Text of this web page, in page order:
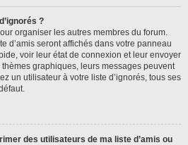
?
organiser les autres membres du forum.
d’amis seront affichés dans votre panneau
voir leur état de connexion et leur envoyer
graphiques, leurs messages peuvent
un utilisateur à votre liste d’ignorés, tous ses
des utilisateurs de ma liste d’amis ou